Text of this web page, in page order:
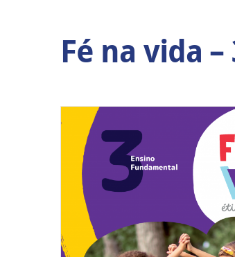
Fé na vida –